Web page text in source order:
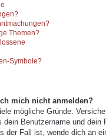
Themen?
Symbole?
mich nicht anmelden?
mögliche Gründe.
dein Benutzername und dein
der Fall ist, wende dich an